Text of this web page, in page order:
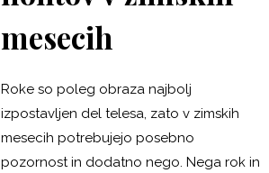
mesecih
Roke so poleg obraza najbolj
izpostavljen del telesa, zato v zimskih
mesecih potrebujejo posebno
pozornost in dodatno nego. Nega rok in